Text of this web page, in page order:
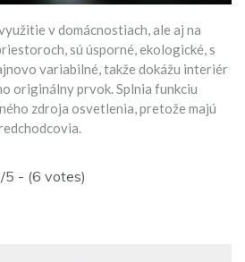
v domácnostiach, ale aj na
sú úsporné, ekologické, s
variabilné, takže dokážu interiér
originálny prvok. Splnia funkciu
zdroja osvetlenia, pretože majú
5 - (6 votes)